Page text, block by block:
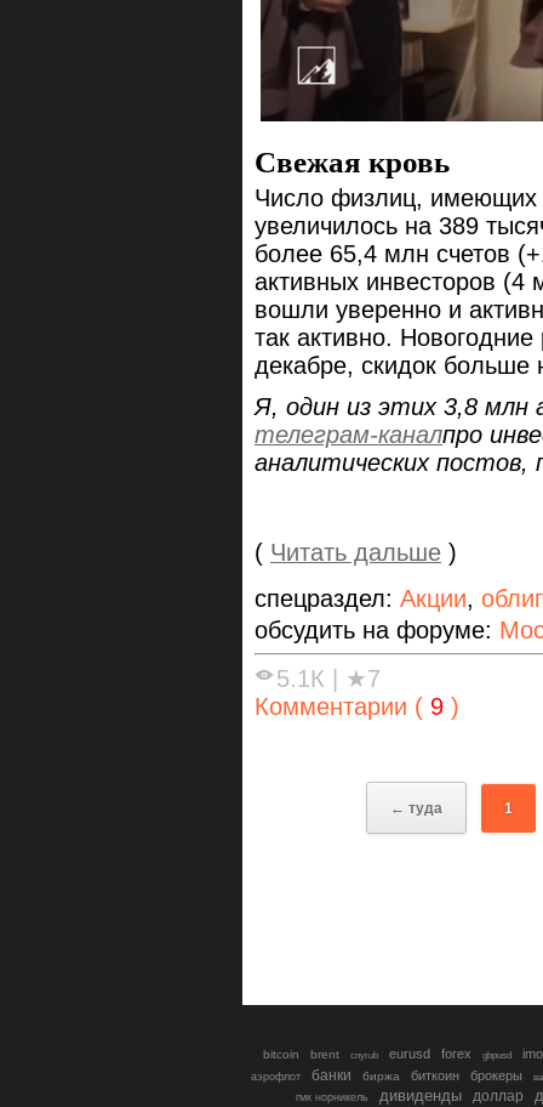
Свежая кровь
Число физлиц, имеющих
увеличилось на 389
более 65,4 млн счетов
активных инвесторов (4
вошли уверенно и
так активно.
декабре, скидок больше
Я, один из этих 3,8 млн
телеграм-каналпро
аналитических постов,
( Читать дальше )
спецраздел: Акции,
обсудить на форуме:
5.1К | ★7
Комментарии ( 9 )
← туда 1
bitcoin brent cnyrub eurusd forex gbpusd
аэрофлот банки биржа биткоин брокеры
гмк норникель
дивиденды доллар